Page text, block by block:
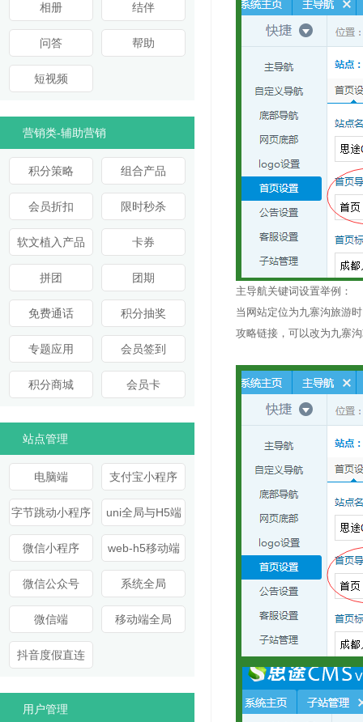
相册 结伴
问答 帮助
短视频
营销类-辅助营销
积分策略 组合产品
会员折扣 限时秒杀
软文植入产品 卡券
拼团 团期
免费通话 积分抽奖
专题应用 会员签到
积分商城 会员卡
站点管理
电脑端 支付宝小程序
字节跳动小程序 uni全局与H5端
微信小程序 web-h5移动端
微信公众号 系统全局
微信端 移动端全局
抖音度假直连
用户管理
主导航关键词设置举例：
当网站定位为九寨沟旅游
攻略链接，可以改为九寨